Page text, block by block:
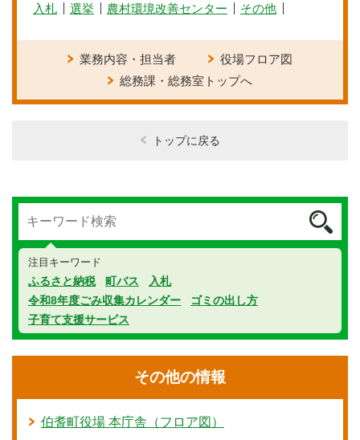
入札
選挙 農村環境改善センター その他
業務内容・担当者
役場フロア図
総務課・総務室トップへ
トップに戻る
注目キーワード
ふるさと納税 町バス
入札
令和8年度ごみ収集カレンダー
ゴミの出し方
子育て支援サービス
その他の情報
伯耆町役場 本庁舎（フロア図）